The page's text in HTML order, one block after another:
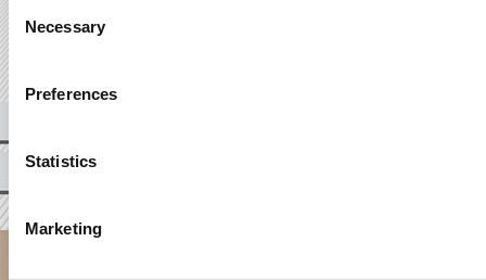
Selection
Necessary
Preferences
Statistics
Marketing